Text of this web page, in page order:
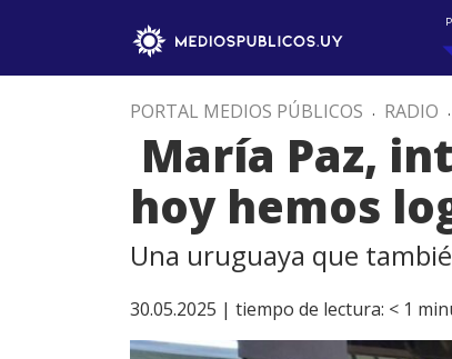
PORTAL MEDIOS PÚBLICOS . RADIO .
María Paz,
hoy hemos
Una uruguaya que
30.05.2025 | tiempo de lectura: < 1